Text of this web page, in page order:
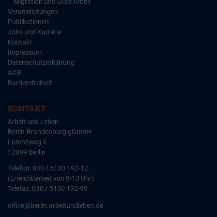
Migration und Gute Arbeit
Veranstaltungen
Publikationen
Jobs und Karriere
Kontakt
Impressum
Datenschutzerklärung
AGB
Barrierefreiheit
KONTAKT
Arbeit und Leben
Berlin-Brandenburg gGmbH
Lorenzweg 5
12099 Berlin
Telefon: 030 / 5130 192-12
(Erreichbarkeit von 9-13 Uhr)
Telefax: 030 / 5130 192-99
office@berlin.arbeitundleben.de